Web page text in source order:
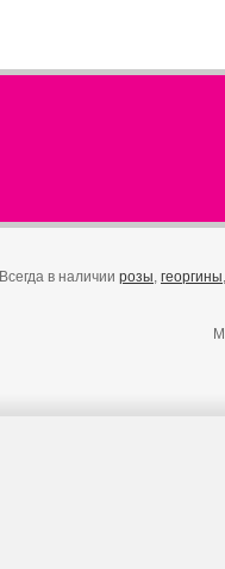
Всегда в наличии розы, георгины